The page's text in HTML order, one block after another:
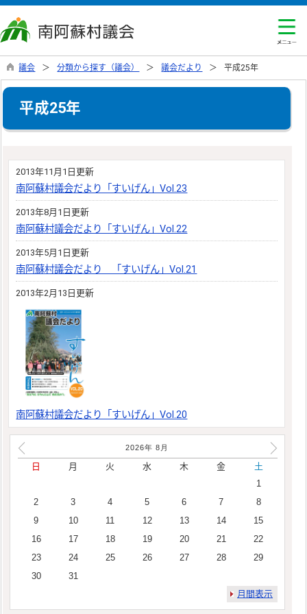
議会 分類から探す（議会） 議会だより 平成25年
平成25年
2013年11月1日更新
南阿蘇村議会だより「すいげん」Vol.23
2013年8月1日更新
南阿蘇村議会だより「すいげん」Vol.22
2013年5月1日更新
南阿蘇村議会だより 「すいげん」Vol.21
2013年2月13日更新
南阿蘇村議会だより「すいげん」Vol.20
2026年 8 月
日 月 火 水 木 金
土
1
2
3 4 5 6 7
8
9
10 11 12 13 14
15
16
17 18 19 20 21
22
23
24 25 26 27 28
29
30
31
月間表示